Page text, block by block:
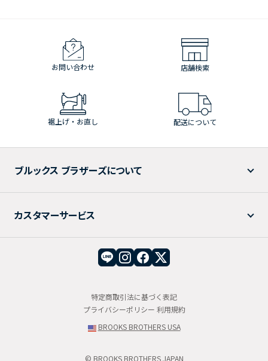
お問い合わせ 店舗検索
裾上げ・お直し 配送について
ブルックス ブラザーズについて
カスタマーサービス
特定商取引法に基づく表記
プライバシーポリシー 利用規約
BROOKS BROTHERS USA
© BROOKS BROTHERS JAPAN